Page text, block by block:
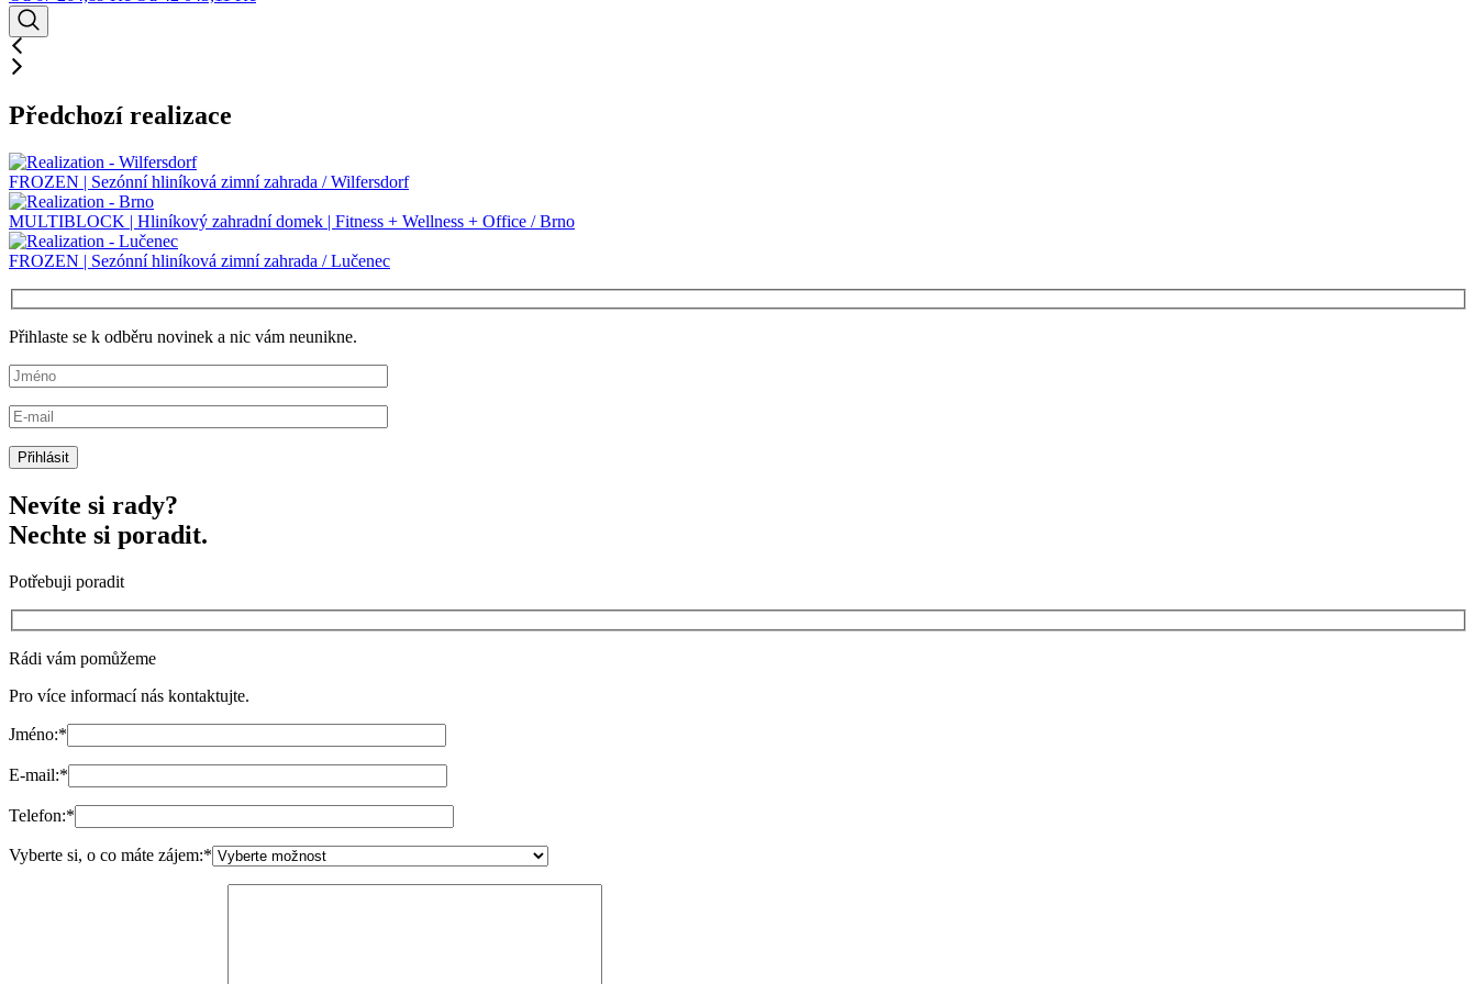
Předchozí realizace
FROZEN | Sezónní hliníková zimní zahrada / Wilfersdorf
MULTIBLOCK | Hliníkový zahradní domek | Fitness + Wellness + Office / Brno
FROZEN | Sezónní hliníková zimní zahrada / Lučenec
Přihlaste se k odběru novinek a nic vám neunikne.
Nevíte si rady?
Nechte si poradit.
Potřebuji poradit
Rádi vám pomůžeme
Pro více informací nás kontaktujte.
Jméno:*
E-mail:*
Telefon:*
Vyberte si, o co máte zájem:*